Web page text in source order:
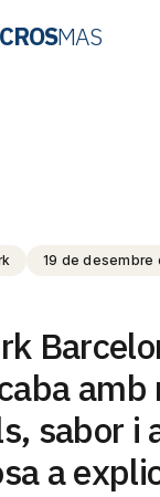
MAS
19 de desembre
amb
sabor i
a